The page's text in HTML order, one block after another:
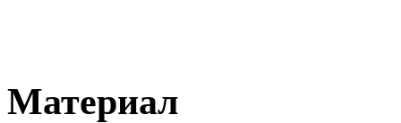
Материал